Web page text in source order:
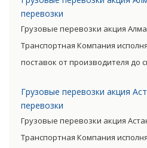
позволяют уменьшить
существенно снизив уровень
перевозки
Грузовые перевозки акция
Транспортная Компания
поставок от производителя до
позволяют уменьшить
существенно снизив уровень
Грузовые перевозки акция
перевозки
Грузовые перевозки акция
Транспортная Компания